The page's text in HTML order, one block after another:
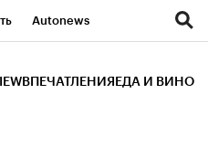
Autonews
ВПЕЧАТЛЕНИЯ ЕДА И ВИНО